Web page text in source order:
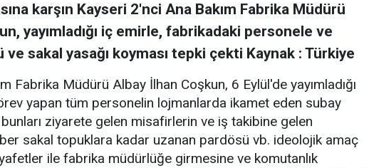
karşın Kayseri 2'nci Ana Bakım Fabrika Müdürü
yayımladığı iç emirle, fabrikadaki personele ve
sakal yasağı koyması tepki çekti Kaynak : Türkiye
Fabrika Müdürü Albay İlhan Coşkun, 6 Eylül'de yayımladığı
yapan tüm personelin lojmanlarda ikamet eden subay
ziyarete gelen misafirlerin ve iş takibine gelen
sakal topuklara kadar uzanan pardösü vb. ideolojik amaç
ile fabrika müdürlüğe girmesine ve komutanlık